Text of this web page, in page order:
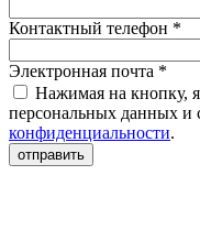
Контактный телефон *
Электронная почта *
Нажимая на кнопку, я
персональных данных и
конфиденциальности.
отправить